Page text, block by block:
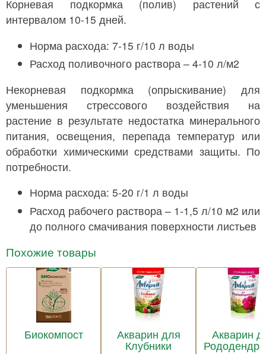
Корневая подкормка (полив) растений с
интервалом 10-15 дней.
Норма расхода: 7-15 г/10 л воды
Расход поливочного раствора – 4-10 л/м2
Некорневая подкормка (опрыскивание) для
уменьшения стрессового воздействия на
растение в результате недостатка минерального
питания, освещения, перепада температур или
обработки химическими средствами защиты. По
потребности.
Норма расхода: 5-20 г/1 л воды
Расход рабочего раствора – 1-1,5 л/10 м2 или
до полного смачивания поверхности листьев
Похожие товары
Биокомпост Акварин для
Клубники
Акварин